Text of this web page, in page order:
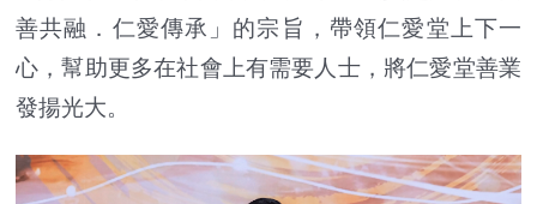
善共融．仁愛傳承」的宗旨，帶領仁愛堂上下一
心，幫助更多在社會上有需要人士，將仁愛堂善業
發揚光大。